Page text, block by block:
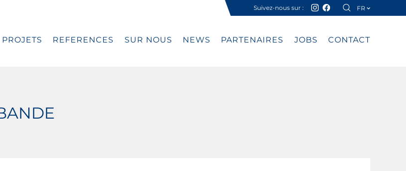
Suivez-nous sur : FR
PROJETS REFERENCES SUR NOUS NEWS PARTENAIRES JOBS CONTACT